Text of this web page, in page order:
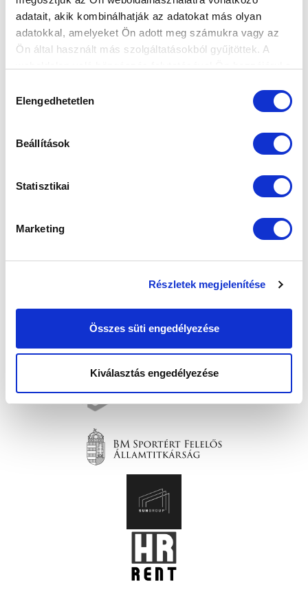
adatait, akik kombinálhatják az adatokat más olyan
adatokkal, amelyeket Ön adott meg számukra vagy az
Ön által használt más szolgáltatásokból gyűjtöttek. A
kiválasztása
Elengedhetetlen
Beállítások
Statisztikai
Marketing
Részletek megjelenítése
Összes süti engedélyezése
Kiválasztás engedélyezése
Elfogadom azAdatvédelmi tájékoztatót!
FELIRATKOZOM